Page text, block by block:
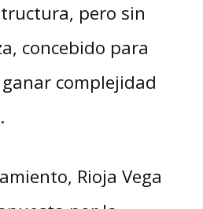
pero sin
concebido para
complejidad
Rioja Vega